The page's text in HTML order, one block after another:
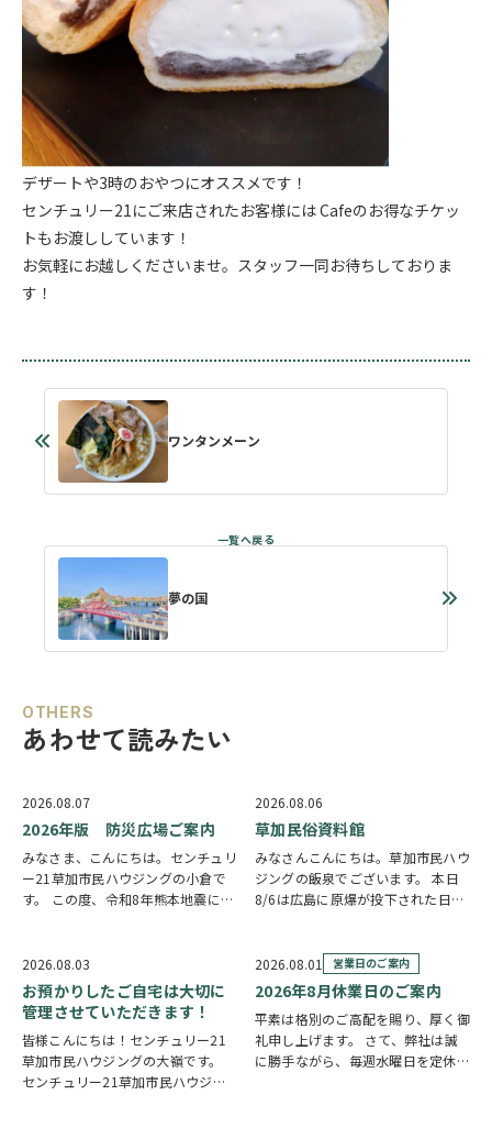
デザートや3時のおやつにオススメです！
センチュリー21にご来店されたお客様には Cafeのお得なチケッ
トもお渡ししています！
お気軽にお越しくださいませ。スタッフ一同お待ちしておりま
す！
ワンタンメーン
夢の国
OTHERS
あわせて読みたい
2026.08.07
2026年版 防災広場ご案内
みなさま、こんにちは。センチュリ
ー21草加市民ハウジングの小倉で
す。 この度、令和8年熊本地震によ
多い国です。草加市においても、他
人事ではなく、日頃から少しでも、
防災意識を高め…
2026.08.06
草加民俗資料館
みなさんこんにちは。草加市民ハウ
ジングの飯泉でございます。 本日
8/6は広島に原爆が投下された日に
もあります。 草加でも谷塚町、新
田などで空襲があったと言い伝えが
あります。草加…
2026.08.03
お預かりしたご自宅は大切に
管理させていただきます！
皆様こんにちは！センチュリー21
草加市民ハウジングの大嶺です。
センチュリー21草加市民ハウジン
2026.08.01 営業日のご案内
2026年8月休業日のご案内
平素は格別のご高配を賜り、厚く御
礼申し上げます。 さて、弊社は誠
に勝手ながら、毎週水曜日を定休日